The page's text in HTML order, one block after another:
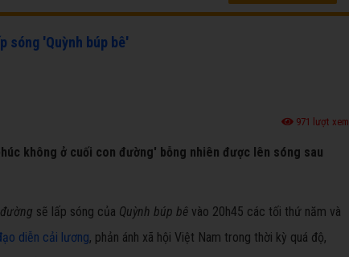
sóng 'Quỳnh búp bê'
971 lượt xem
không ở cuối con đường' bỗng nhiên được lên sóng sau
sẽ lấp sóng của Quỳnh búp bê vào 20h45 các tối thứ năm và
diễn cải lương, phản ánh xã hội Việt Nam trong thời kỳ quá độ,